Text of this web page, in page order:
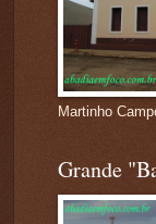
Martinho
Grande